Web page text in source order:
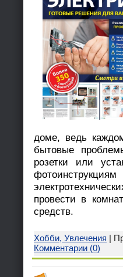
доме, ведь
бытовые
розетки или
провести в
средств.
Хобби, Увлечения |
Комментарии (0)